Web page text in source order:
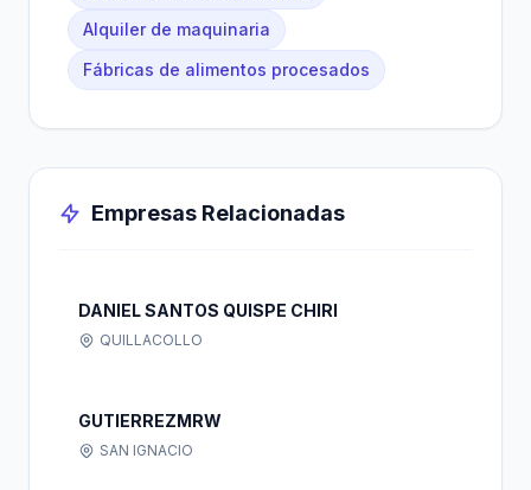
Alquiler de maquinaria
Fábricas de alimentos procesados
Empresas Relacionadas
DANIEL SANTOS QUISPE CHIRI
QUILLACOLLO
GUTIERREZMRW
SAN IGNACIO